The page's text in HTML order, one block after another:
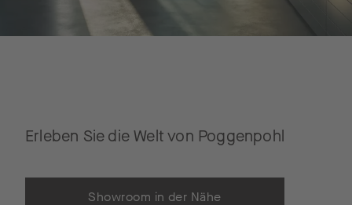
Erleben Sie die Welt von Poggenpohl
Showroom in der Nähe